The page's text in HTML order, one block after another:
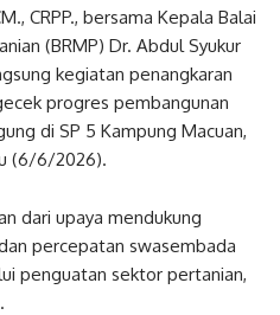
CRPP., bersama Kepala Balai
(BRMP) Dr. Abdul Syukur
kegiatan penangkaran
progres pembangunan
di SP 5 Kampung Macuan,
(6/6/2026).
dari upaya mendukung
percepatan swasembada
penguatan sektor pertanian,